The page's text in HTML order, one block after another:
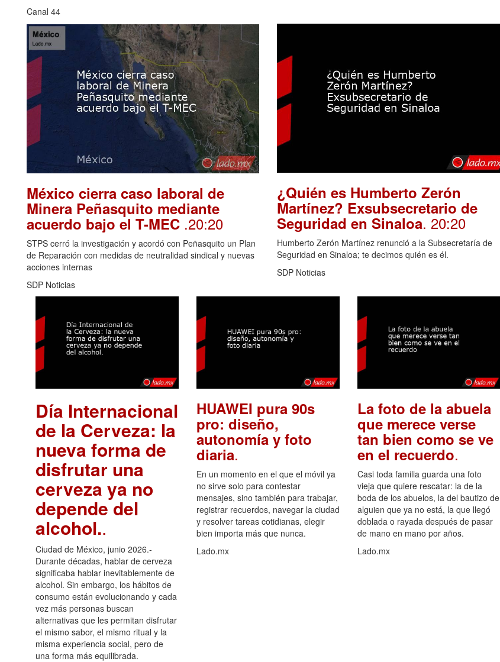
Canal 44
México cierra caso laboral de
Minera Peñasquito mediante
acuerdo bajo el T-MEC .20:20
STPS cerró la investigación y acordó con Peñasquito un Plan
de Reparación con medidas de neutralidad sindical y nuevas
acciones internas
SDP Noticias
¿Quién es Humberto Zerón
Martínez? Exsubsecretario de
Seguridad en Sinaloa. 20:20
Humberto Zerón Martínez renunció a la Subsecretaría de
Seguridad en Sinaloa; te decimos quién es él.
SDP Noticias
Día Internacional
de la Cerveza: la
nueva forma de
disfrutar una
cerveza ya no
depende del
alcohol..
Ciudad de México, junio 2026.-
Durante décadas, hablar de cerveza
significaba hablar inevitablemente de
alcohol. Sin embargo, los hábitos de
consumo están evolucionando y cada
vez más personas buscan
alternativas que les permitan disfrutar
el mismo sabor, el mismo ritual y la
misma experiencia social, pero de
una forma más equilibrada.
HUAWEI pura 90s
pro: diseño,
autonomía y foto
diaria.
En un momento en el que el móvil ya
no sirve solo para contestar
mensajes, sino también para trabajar,
registrar recuerdos, navegar la ciudad
y resolver tareas cotidianas, elegir
bien importa más que nunca.
Lado.mx
La foto de la abuela
que merece verse
tan bien como se ve
en el recuerdo.
Casi toda familia guarda una foto
vieja que quiere rescatar: la de la
boda de los abuelos, la del bautizo de
alguien que ya no está, la que llegó
doblada o rayada después de pasar
de mano en mano por años.
Lado.mx